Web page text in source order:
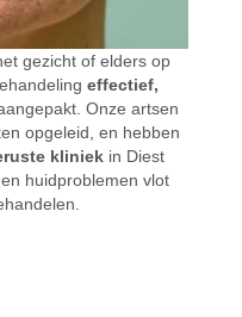
gezicht of elders op
effectief,
Onze artsen
opgeleid, en hebben
kliniekin Diest
huidproblemen vlot